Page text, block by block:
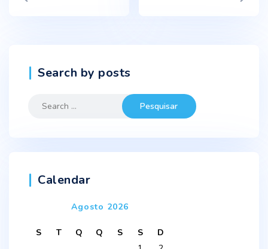
Search by posts
Search
Calendar
Agosto 2026
S T Q Q S S
D